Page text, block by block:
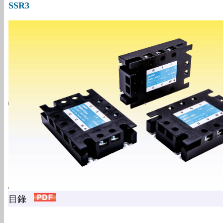
SSR3
目錄